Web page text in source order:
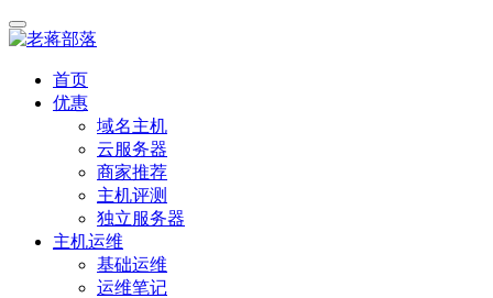
首页
优惠
域名主机
云服务器
商家推荐
主机评测
独立服务器
主机运维
基础运维
运维笔记